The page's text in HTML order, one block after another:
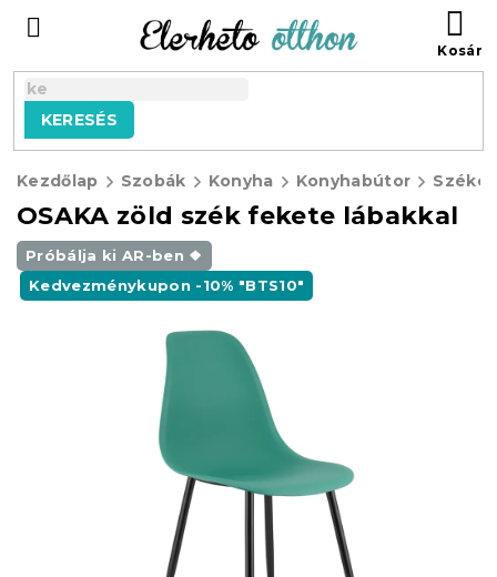
tartalomhoz
KERESÉS
Kezdőlap Szobák Konyha Konyhabútor
OSAKA zöld szék fekete lábakkal
Próbálja ki AR-ben ❖
Kedvezménykupon -10% "BTS10"